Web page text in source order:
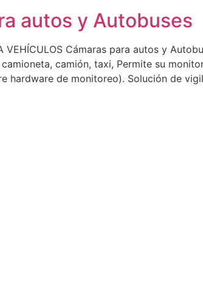
autos y Autobuses
VEHÍCULOS Cámaras para autos y
camión, taxi, Permite su
hardware de monitoreo). Solución de